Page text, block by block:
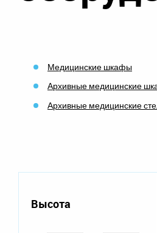
Медицинские шкафы
Архивные медицинские
Архивные медицинские
Высота